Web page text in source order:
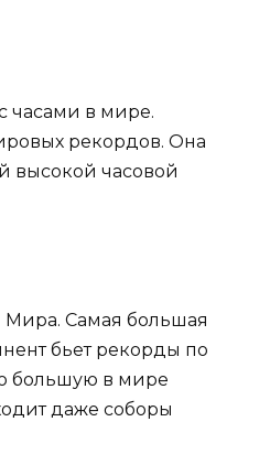
часами в мире.
рекордов. Она
высокой часовой
Самая большая
бьет рекорды по
большую в мире
даже соборы